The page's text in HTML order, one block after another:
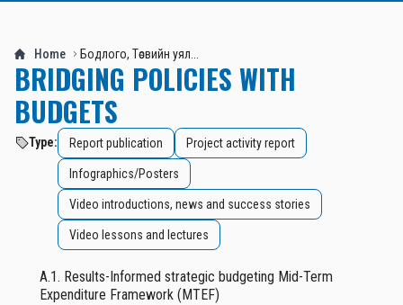
Home Бодлого, Төсвийн уял...
BRIDGING POLICIES WITH
BUDGETS
Type: Report publication Project activity report
Infographics/Posters
Video introductions, news and success stories
Video lessons and lectures
A.1. Results-Informed strategic budgeting Mid-Term
Expenditure Framework (MTEF)